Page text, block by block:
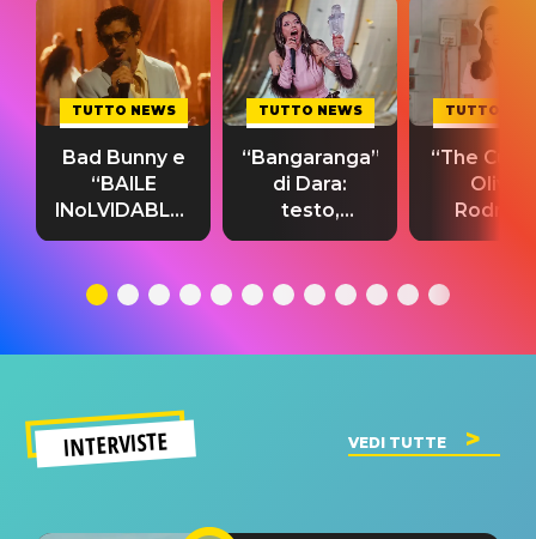
TUTTO NEWS
Bad Bunny e
“BAILE
INoLVIDABLE”:
testo,
significato
TUTTO NEWS
“Bangaranga”
di Dara:
testo,
traduzione e
del singolo
TUTTO
“The
Olivia
testo,
INTERVISTE VEDI TUTTE